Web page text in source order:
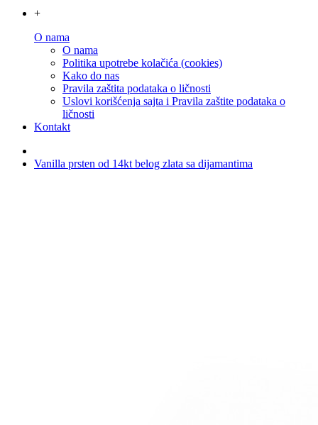
+
O nama
O nama
Politika upotrebe kolačića (cookies)
Kako do nas
Pravila zaštita podataka o ličnosti
Uslovi korišćenja sajta i Pravila zaštite podataka o
ličnosti
Kontakt
Vanilla prsten od 14kt belog zlata sa dijamantima